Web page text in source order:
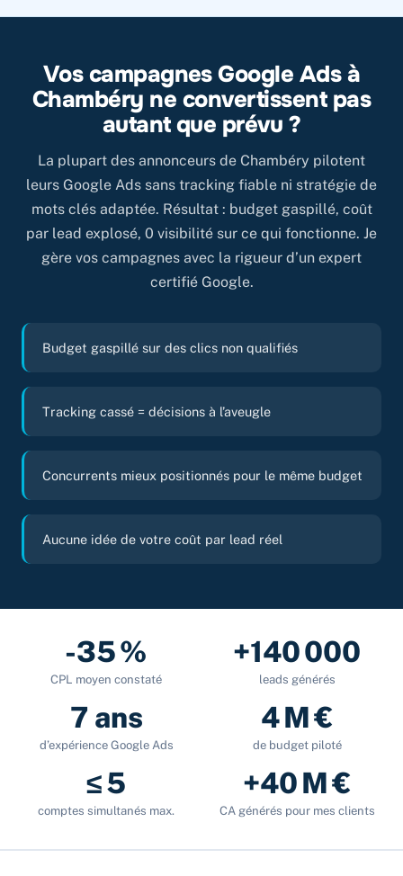
Vos campagnes Google Ads à
Chambéry ne convertissent pas
autant que prévu ?
La plupart des annonceurs de Chambéry pilotent
leurs Google Ads sans tracking fiable ni stratégie de
mots clés adaptée. Résultat : budget gaspillé, coût
par lead explosé, 0 visibilité sur ce qui fonctionne. Je
gère vos campagnes avec la rigueur d’un expert
certifié Google.
Budget gaspillé sur des clics non qualifiés
Tracking cassé = décisions à l’aveugle
Concurrents mieux positionnés pour le même budget
Aucune idée de votre coût par lead réel
-35 %
CPL moyen constaté
+140 000
leads générés
7 ans
d’expérience Google Ads
4 M €
de budget piloté
≤ 5
comptes simultanés max.
+40 M €
CA générés pour mes clients